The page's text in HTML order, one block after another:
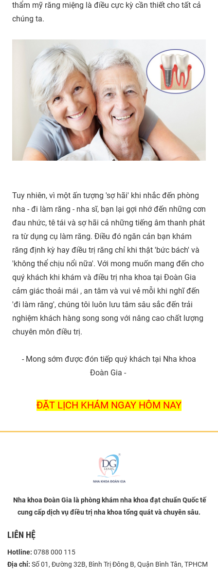
thẩm mỹ răng miệng là điều cực kỳ cần thiết cho tất cả
chúng ta.
Tuy nhiên, vì một ấn tượng 'sợ hãi' khi nhắc đến phòng
nha - đi làm răng - nha sĩ, bạn lại gợi nhớ đến những cơn
đau nhức, tê tái và sợ hãi cả những tiếng âm thanh phát
ra từ dụng cụ làm răng. Điều đó ngăn cản bạn khám
răng định kỳ hay điều trị răng chỉ khi thật 'bức bách' và
'không thể chịu nổi nữa'. Với mong muốn mang đến cho
quý khách khi khám và điều trị nha khoa tại Đoàn Gia
cảm giác thoải mái , an tâm và vui vẻ mỗi khi nghĩ đến
'đi làm răng', chúng tôi luôn lưu tâm sâu sắc đến trải
nghiệm khách hàng song song với nâng cao chất lượng
chuyên môn điều trị.
- Mong sớm được đón tiếp quý khách tại Nha khoa
Đoàn Gia -
ĐẶT LỊCH KHÁM NGAY HÔM NAY
Nha khoa Đoàn Gia là phòng khám nha khoa đạt chuẩn Quốc tế
cung cấp dịch vụ điều trị nha khoa tổng quát và chuyên sâu.
LIÊN HỆ
Hotline: 0788 000 115
Địa chỉ: Số 01, Đường 32B, Bình Trị Đông B, Quận Bình Tân, TPHCM